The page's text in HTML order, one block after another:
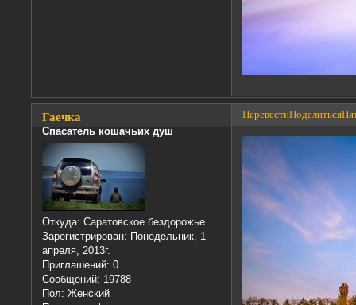
ПеревестиПоделиться
Гаечка
Спасатель кошачьих душ
Откуда: Саратовское бездорожье
Зарегистрирован: Понедельник, 1
апреля, 2013г.
Приглашений: 0
Сообщений: 19788
Пол: Женский